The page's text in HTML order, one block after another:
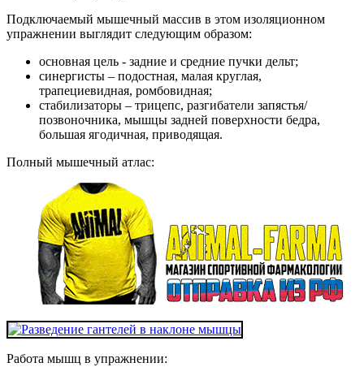
Подключаемый мышечный массив в этом изоляционном
упражнении выглядит следующим образом:
основная цель - задние и средние пучки дельт;
синергисты – подостная, малая круглая,
трапециевидная, ромбовидная;
стабилизаторы – трицепс, разгибатели запястья/
позвоночника, мышцы задней поверхности бедра,
большая ягодичная, приводящая.
Полный мышечный атлас:
Работа мышц в упражнении: